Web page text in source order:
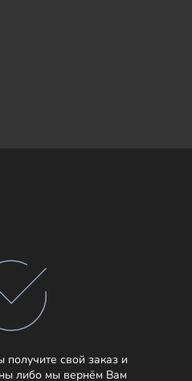
получите свой заказ и
либо мы вернём Вам